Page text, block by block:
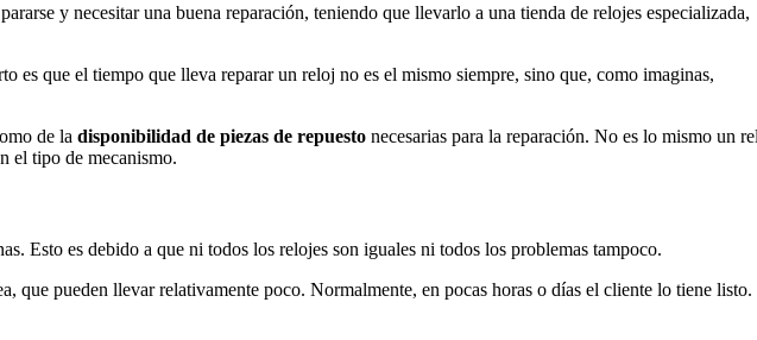
y necesitar una buena reparación, teniendo que llevarlo a una tienda de relojes especializada,
es que el tiempo que lleva reparar un reloj no es el mismo siempre, sino que, como imaginas,
de ladisponibilidad de piezas de repuestonecesarias para la reparación. No es lo mismo un
el tipo de mecanismo.
Esto es debido a que ni todos los relojes son iguales ni todos los problemas tampoco.
pueden llevar relativamente poco. Normalmente, en pocas horas o días el cliente lo tiene listo.